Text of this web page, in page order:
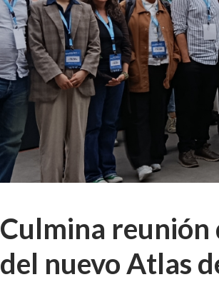
Culmina reunión
del nuevo Atlas